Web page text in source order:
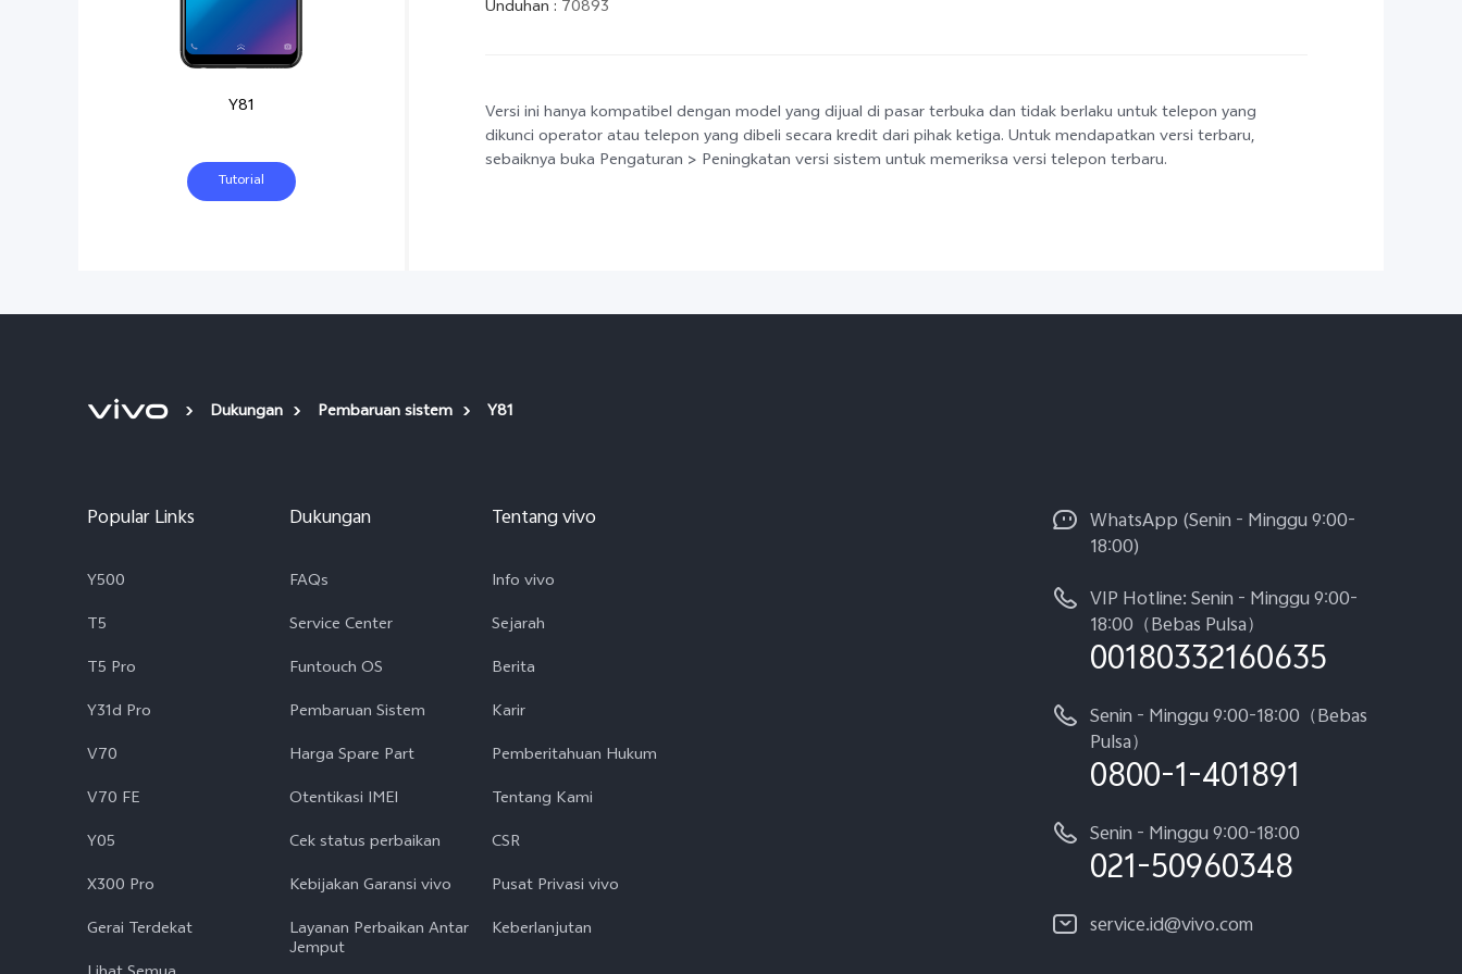
Y81
Tutorial
Unduhan : 70893
Versi ini hanya kompatibel dengan model yang dijual di pasar terbuka dan tidak berlaku untuk telepon yang
dikunci operator atau telepon yang dibeli secara kredit dari pihak ketiga. Untuk mendapatkan versi terbaru,
sebaiknya buka Pengaturan > Peningkatan versi sistem untuk memeriksa versi telepon terbaru.
Dukungan Pembaruan sistem Y81
Popular Links
Y500
T5
T5 Pro
Y31d Pro
V70
V70 FE
Y05
X300 Pro
Gerai Terdekat
Dukungan
FAQs
Service Center
Funtouch OS
Pembaruan Sistem
Harga Spare Part
Otentikasi IMEI
Cek status perbaikan
Kebijakan Garansi vivo
Layanan Perbaikan Antar
Jemput
Tentang vivo
Info vivo
Sejarah
Berita
Karir
Pemberitahuan Hukum
Tentang Kami
CSR
Pusat Privasi vivo
Keberlanjutan
WhatsApp (Senin - Minggu 9:00-
18:00)
VIP Hotline: Senin - Minggu 9:00-
18:00（Bebas Pulsa）
00180332160635
Senin - Minggu 9:00-18:00（Bebas
Pulsa）
0800-1-401891
Senin - Minggu 9:00-18:00
021-50960348
service.id@vivo.com